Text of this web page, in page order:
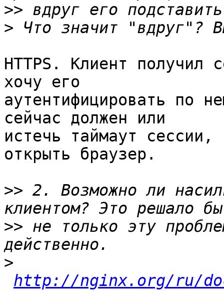
>>
>
HTTPS. Клиент получил
хочу его
аутентифицировать по
сейчас должен или
истечь таймаут
открыть браузер.
>> 2. Возможно ли
>> не только эту
>
http://nginx.org/ru/